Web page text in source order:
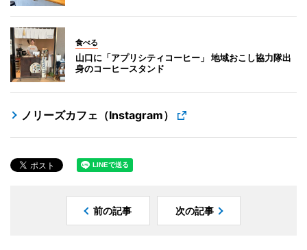
食べる
山口に「アプリシティコーヒー」 地域おこし協力隊出
身のコーヒースタンド
ノリーズカフェ（Instagram）
前の記事 次の記事